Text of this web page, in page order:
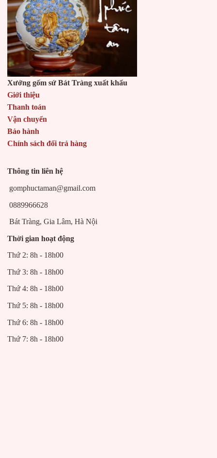
Xưởng gốm sứ Bát Tràng xuất khẩu
Giới thiệu
Thanh toán
Vận chuyển
Bảo hành
Chính sách đổi trả hàng
Thông tin liên hệ
gomphuctaman@gmail.com
0889966628
Bát Tràng, Gia Lâm, Hà Nội
Thời gian hoạt động
Thứ 2: 8h - 18h00
Thứ 3: 8h - 18h00
Thứ 4: 8h - 18h00
Thứ 5: 8h - 18h00
Thứ 6: 8h - 18h00
Thứ 7: 8h - 18h00